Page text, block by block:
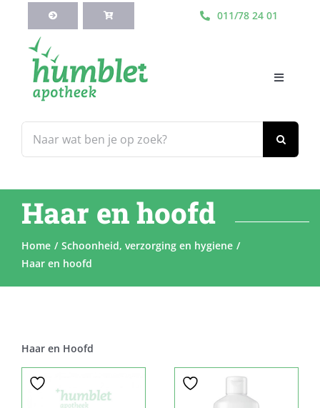
inhoud
011/78 24 01
naar:
Toggle
Webshop
Blog
Haar en hoofd
Home
Schoonheid, verzorging en hygiene
Haar en hoofd
Haar en Hoofd